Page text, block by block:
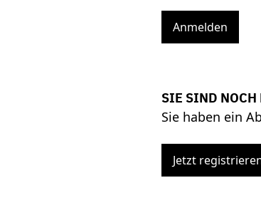
Anmelden
SIE SIND
Sie haben ein
Jetzt